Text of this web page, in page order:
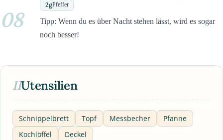
2gPfeffer
08
Tipp: Wenn du es über Nacht stehen lässt, wird es sogar
noch besser!
IIUtensilien
Schnippelbrett Topf Messbecher
Pfanne
Kochlöffel
Deckel